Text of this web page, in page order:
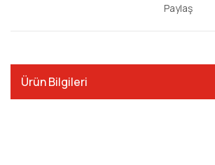
Paylaş
Ürün Bilgileri